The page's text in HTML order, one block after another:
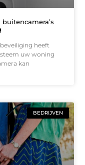
heeft
uw woning
kan
BEDRIJVEN